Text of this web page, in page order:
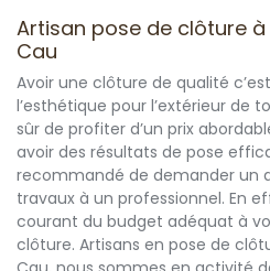
Artisan pose de clôture à
Cau
Avoir une clôture de qualité
l’esthétique pour l’extérieur de
sûr de profiter d’un prix
avoir des résultats de pose
recommandé de demander un
travaux à un professionnel. En
courant du budget adéquat à
clôture. Artisans en pose de